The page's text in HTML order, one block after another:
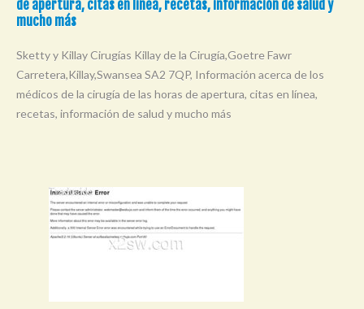
de apertura, citas en línea, recetas, información de salud y
mucho más
Sketty y Killay Cirugías Killay de la Cirugía,Goetre Fawr
Carretera,Killay,Swansea SA2 7QP, Información acerca de los
médicos de la cirugía de las horas de apertura, citas en línea,
recetas, información de salud y mucho más